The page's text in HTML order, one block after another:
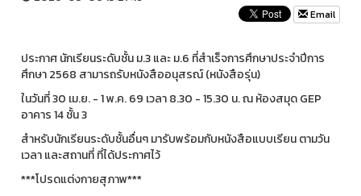
Email
ประกาศ นักเรียนระดับชั้น ม.3 และ ม.6 ที่สำเร็จการศึกษาประจำปีการ
ศึกษา 2568 สามารถรับหนังสืออนุสรณ์ (หนังสือรุ่น)
ในวันที่ 30 เม.ย. - 1 พ.ค. 69 เวลา 8.30 - 15.30 น. ณ ห้องสมุด GEP
อาคาร 14 ชั้น 3
สำหรับนักเรียนระดับชั้นอื่นๆ มารับพร้อมกับหนังสือแบบเรียน ตามวัน
เวลา และสถานที่ ที่ได้ประกาศไว้
***โปรดแต่งกายสุภาพ***